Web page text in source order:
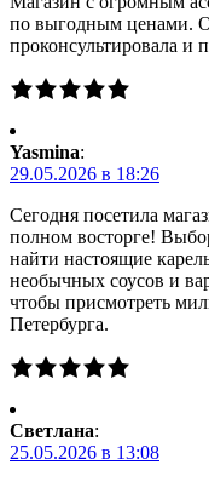
по выгодным ценами.
проконсультировала и
Yasmina:
29.05.2026 в 18:26
Сегодня посетила
полном восторге!
найти настоящие
необычных соусов и
чтобы присмотреть
Петербурга.
Светлана:
25.05.2026 в 13:08